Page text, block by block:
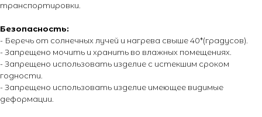
транспортировки.
Безопасность:
- Беречь от солнечных лучей и нагрева свыше 40*(градусов).
- Запрещено мочить и хранить во влажных помещениях.
- Запрещено использовать изделие с истекшим сроком
годности.
- Запрещено использовать изделие имеющее видимые
деформации.